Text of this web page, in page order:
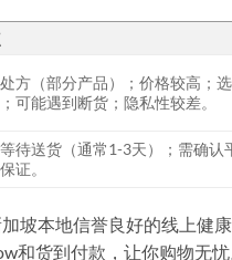
方（部分产品）；价格较高；
可能遇到断货；隐私性较差。
待送货（通常1-3天）；需确认
证。
坡本地信誉良好的线上健
和货到付款，让你购物无忧